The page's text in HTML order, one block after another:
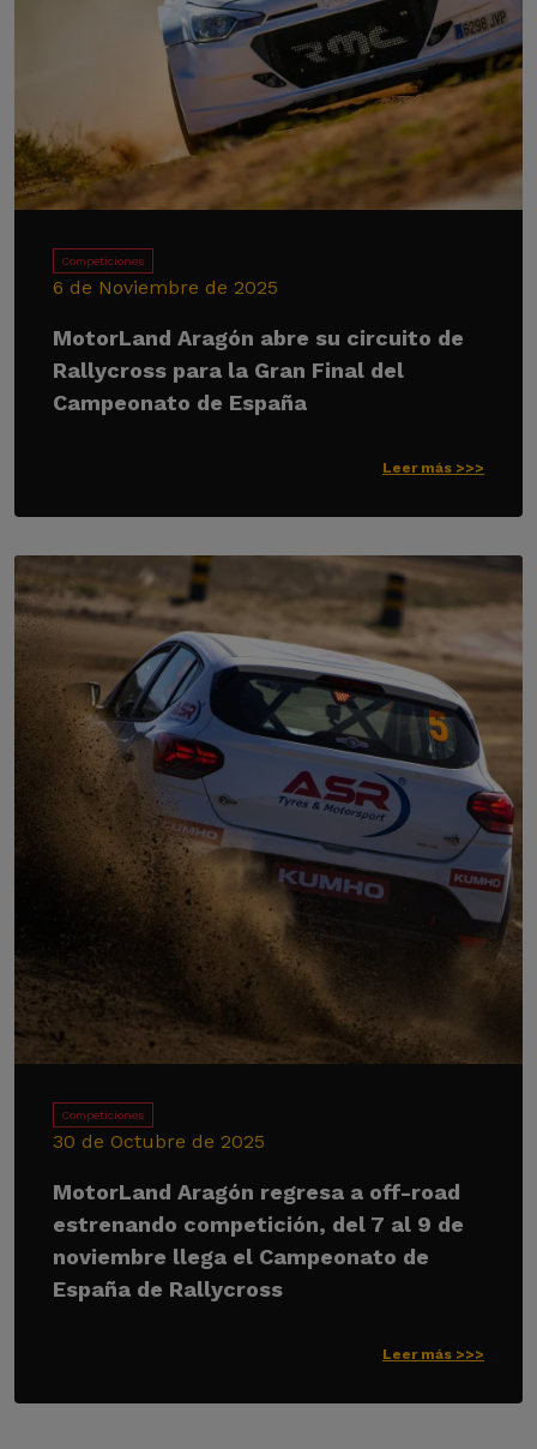
Competiciones
6 de Noviembre de 2025
MotorLand Aragón abre su circuito de
Rallycross para la Gran Final del
Campeonato de España
Leer más >>>
Competiciones
30 de Octubre de 2025
MotorLand Aragón regresa a off-road
estrenando competición, del 7 al 9 de
noviembre llega el Campeonato de
España de Rallycross
Leer más >>>